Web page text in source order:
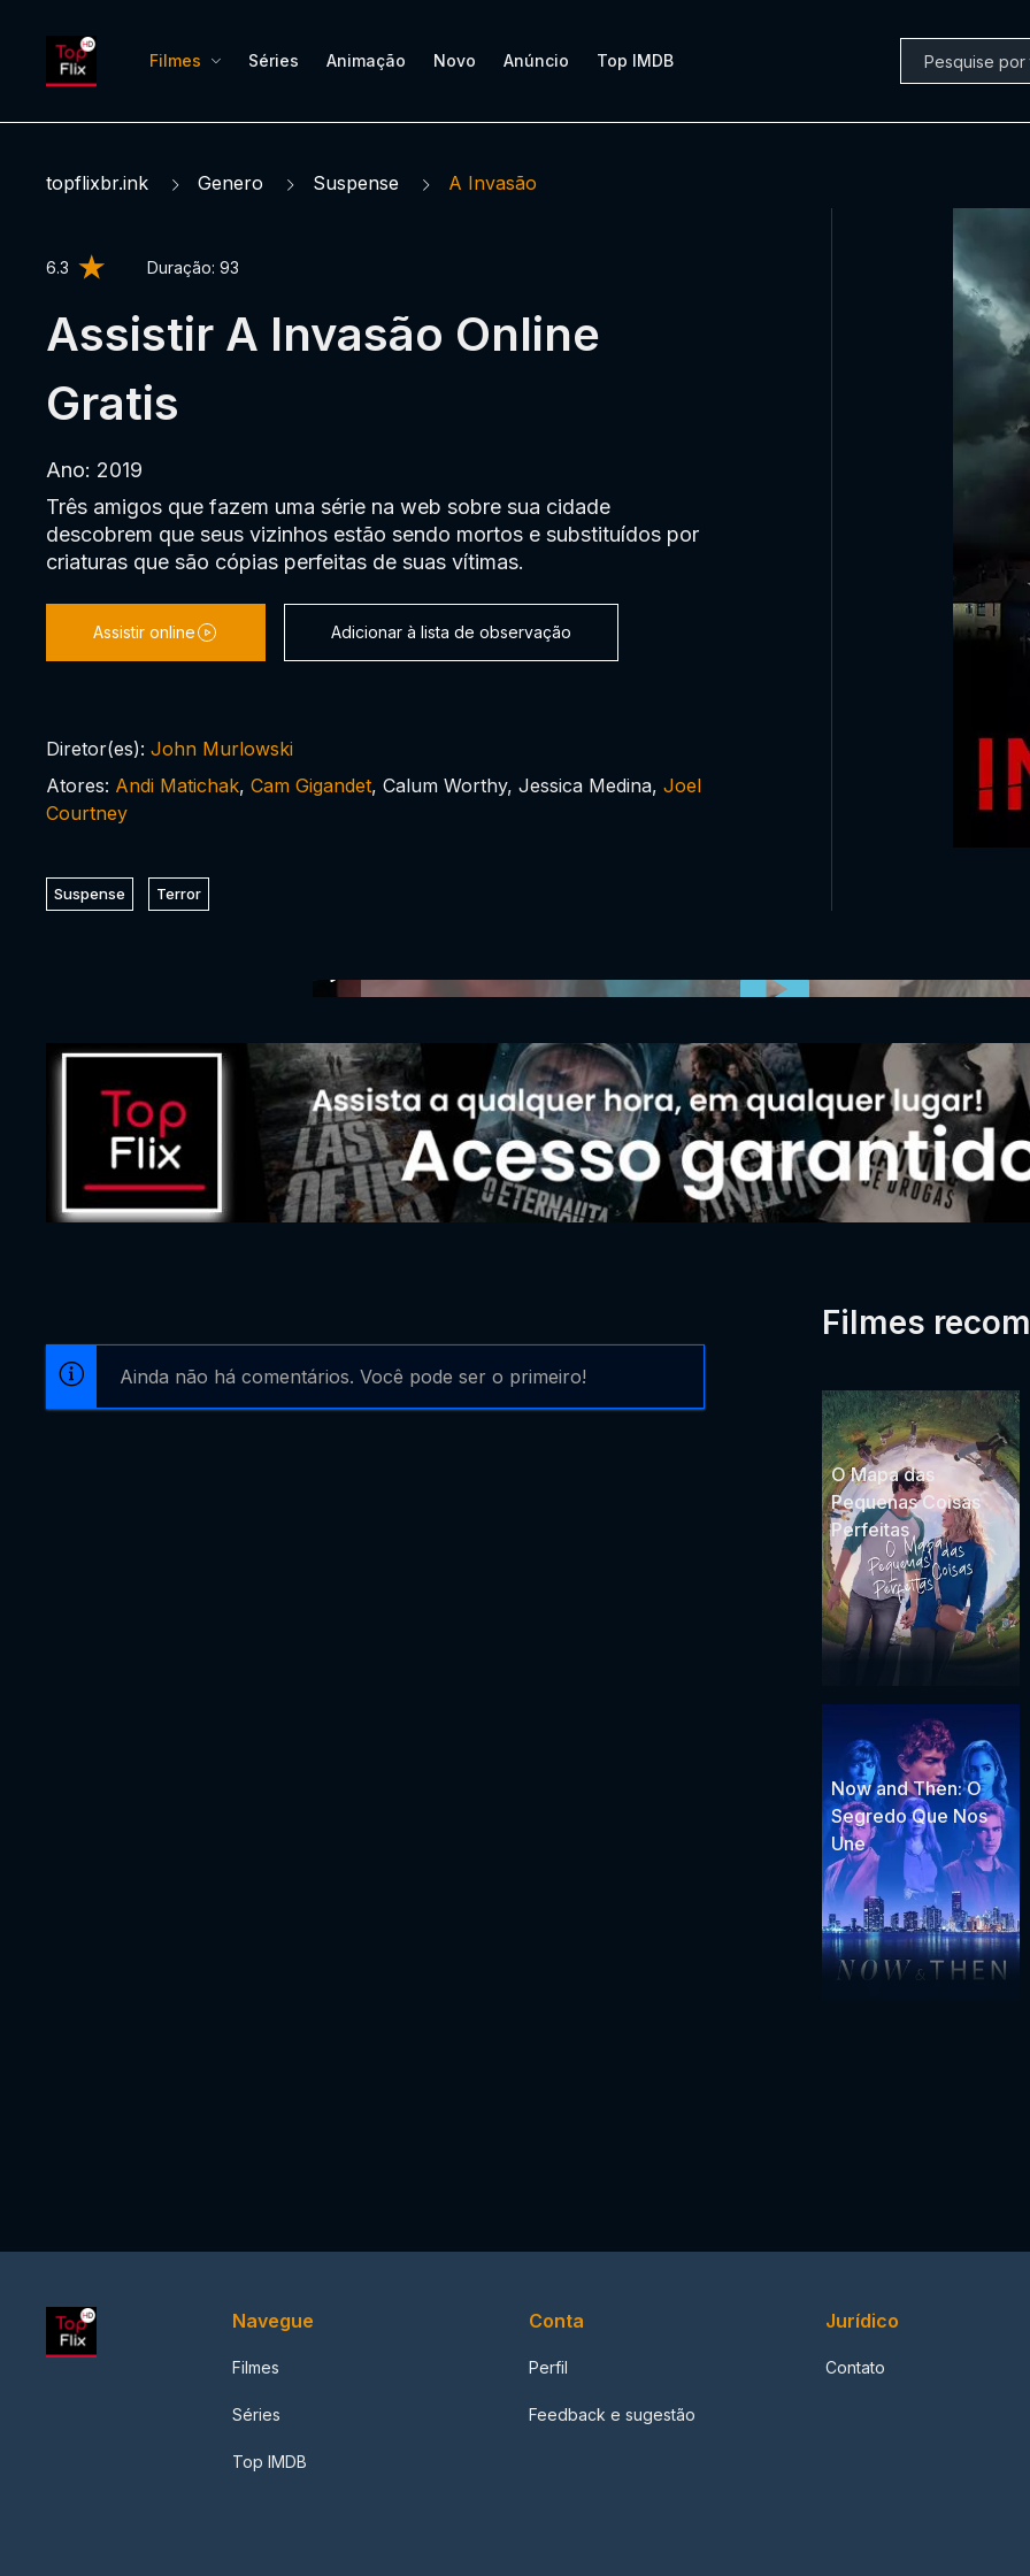
Filmes Séries Animação Novo Anúncio Top IMDB
topflixbr.ink Genero Suspense A Invasão
6.3 Duração: 93
Assistir A Invasão Online
Gratis
Ano: 2019
Três amigos que fazem uma série na web sobre sua cidade
descobrem que seus vizinhos estão sendo mortos e substituídos por
criaturas que são cópias perfeitas de suas vítimas.
Assistir online Adicionar à lista de observação
Diretor(es): John Murlowski
Atores: Andi Matichak, Cam Gigandet, Calum Worthy, Jessica Medina, Joel
Courtney
Suspense Terror
Ainda não há comentários. Você pode ser o primeiro!
Filmes
O Mapa das
Pequenas Coisas
Perfeitas
Now and Then: O
Segredo Que Nos
Une
Navegue
Filmes
Séries
Top IMDB
Conta
Perfil
Feedback e sugestão
Jurídico
Contato